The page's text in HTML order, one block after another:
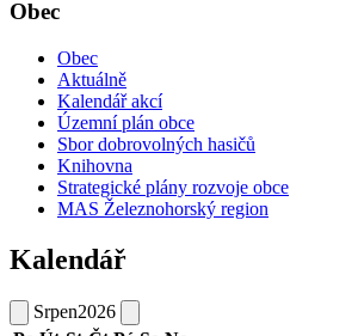
Obec
Obec
Aktuálně
Kalendář akcí
Územní plán obce
Sbor dobrovolných hasičů
Knihovna
Strategické plány rozvoje obce
MAS Železnohorský region
Kalendář
Srpen2026